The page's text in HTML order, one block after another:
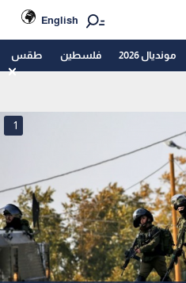
English
مونديال 2026 فلسطين طقس
1